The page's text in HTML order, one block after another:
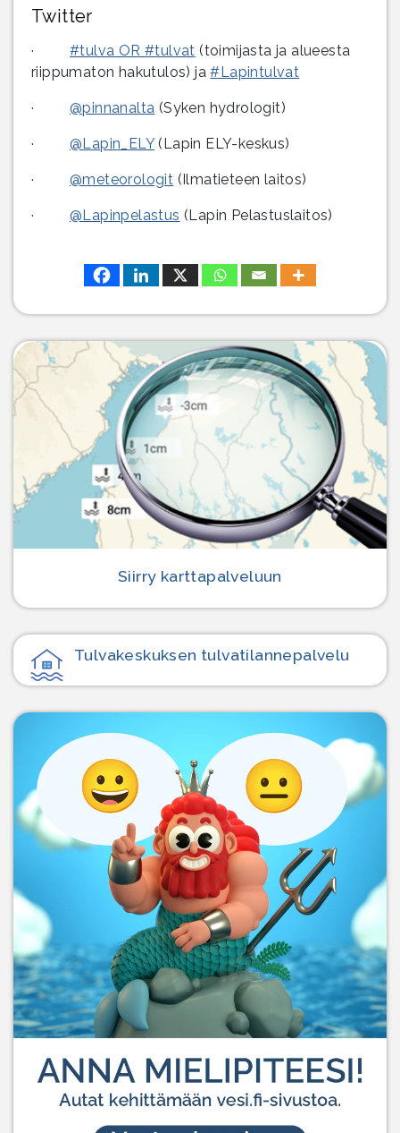
Twitter
·#tulva OR #tulvat (toimijasta ja alueesta
riippumaton hakutulos) ja#Lapintulvat
·@pinnanalta (Syken hydrologit)
·@Lapin_ELY(Lapin ELY-keskus)
·@meteorologit (Ilmatieteen laitos)
·@Lapinpelastus (Lapin Pelastuslaitos)
Siirry karttapalveluun
Tulvakeskuksen tulvatilanne­palvelu